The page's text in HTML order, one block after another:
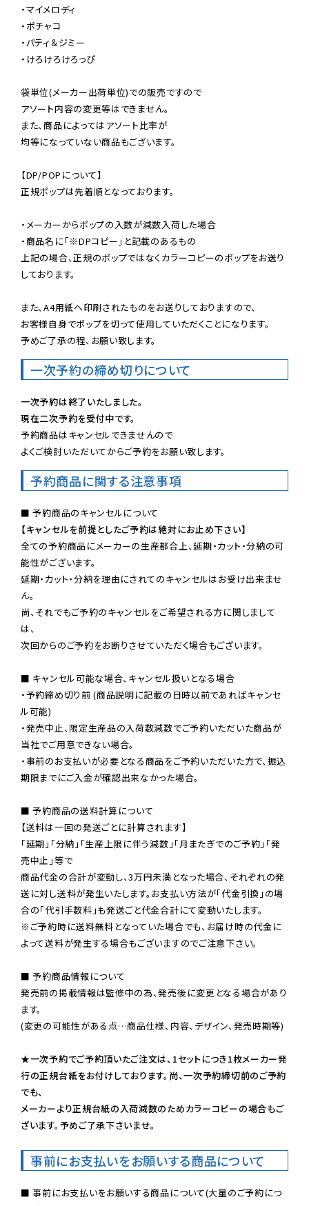
・マイメロディ
・ポチャコ
・パティ＆ジミー
・けろけろけろっぴ
袋単位(メーカー出荷単位)での販売ですので
アソート内容の変更等はできません。
また、商品によってはアソート比率が
均等になっていない商品もございます。
【DP/POPについて】
正規ポップは先着順となっております。
・メーカーからポップの入数が減数入荷した場合
・商品名に「※DPコピー」と記載のあるもの
上記の場合、正規のポップではなくカラーコピーのポップをお送り
しております。
また、A4用紙へ印刷されたものをお送りしておりますので、
お客様自身でポップを切って使用していただくことになります。
予めご了承の程、お願い致します。
一次予約の締め切りについて
一次予約は終了いたしました。
現在二次予約を受付中です。
予約商品はキャンセルできませんので
よくご検討いただいてからご予約をお願い致します。
予約商品に関する注意事項
【キャンセルを前提としたご予約は絶対にお止め下さい】
全ての予約商品にメーカーの生産都合上、延期・カット・分納の可
能性がございます。
延期・カット・分納を理由にされてのキャンセルはお受け出来ませ
ん。
尚、それでもご予約のキャンセルをご希望される方に関しまして
は、
次回からのご予約をお断りさせていただく場合もございます。
■ キャンセル可能な場合、キャンセル扱いとなる場合
・予約締め切り前 (商品説明に記載の日時以前であればキャンセ
ル可能)
・発売中止、限定生産品の入荷数減数でご予約いただいた商品が
当社でご用意できない場合。
・事前のお支払いが必要となる商品をご予約いただいた方で、振込
期限までにご入金が確認出来なかった場合。
■ 予約商品の送料計算について
【送料は一回の発送ごとに計算されます】
「延期」「分納」「生産上限に伴う減数」「月またぎでのご予約」「発
売中止」等で
商品代金の合計が変動し、3万円未満となった場合、それぞれの発
送に対し送料が発生いたします。お支払い方法が「代金引換」の場
※ご予約時に送料無料となっていた場合でも、お届け時の代金に
よって送料が発生する場合もございますのでご注意下さい。
■ 予約商品情報について
発売前の掲載情報は監修中の為、発売後に変更となる場合があり
ます。
(変更の可能性がある点…商品仕様、内容、デザイン、発売時期等)
★一次予約でご予約頂いたご注文は、1セットにつき1枚メーカー発
行の正規台紙をお付けしております。尚、一次予約締切前のご予約
でも、
メーカーより正規台紙の入荷減数のためカラーコピーの場合もご
ざいます。予めご了承下さいませ。
事前にお支払いをお願いする商品について
■ 事前にお支払いをお願いする商品について(大量のご予約につ